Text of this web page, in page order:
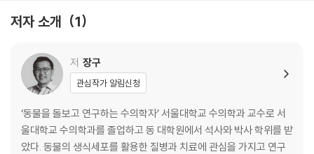
인간을 죽음에서 구한 인슐린의 발견
동물실험을 둘러싼 오해와 진실
Q/A 묻고 답하기
3부 만일 우리 곁에 동물이 없다면
동물과 사랑에 빠진 사람들
저자 소개 1
저 장구
관심작가 알림신청
‘동물을 돌보고 연구하는 수의학자’ 서울대학교 수의학과 교수로 서
울대학교 수의학과를 졸업하고 동 대학원에서 석사와 박사 학위를 받
았다. 동물의 생식세포를 활용한 질병과 치료에 관심을 가지고 연구